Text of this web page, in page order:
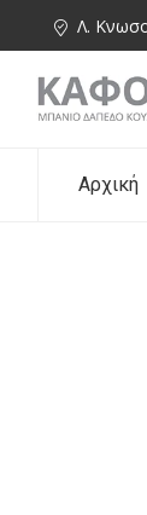
Λ.
Αρχική